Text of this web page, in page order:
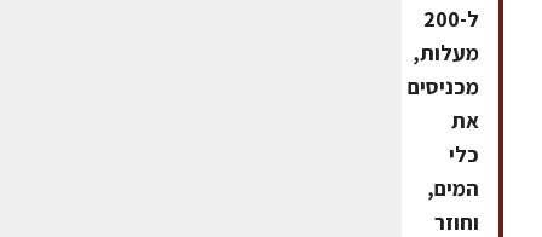
ל-200
מעלות,
מכניסים
את
כלי
המים,
וחוזר